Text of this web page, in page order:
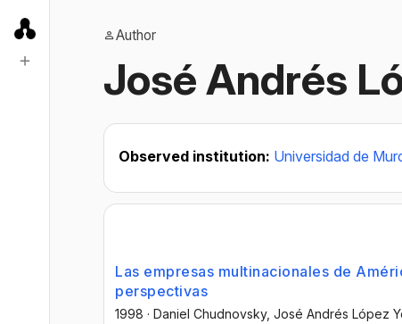
Author
José Andrés
Observed institution: Universidad de
Las empresas multinacionales de
perspectivas
1998 · Daniel Chudnovsky, José Andrés López